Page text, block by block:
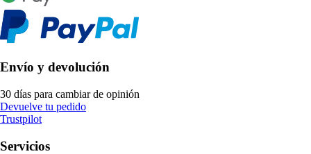
Envío y devolución
30 días para cambiar de opinión
Devuelve tu pedido
Trustpilot
Servicios